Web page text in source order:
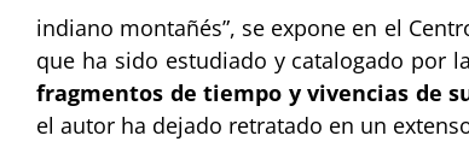
indiano montañés”, se expone en el
que ha sido estudiado y catalogado por
fragmentos de tiempo y vivencias de
el autor ha dejado retratado en un